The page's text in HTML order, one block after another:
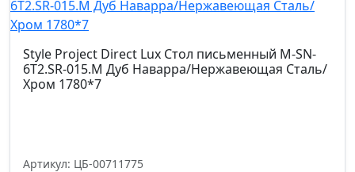
Style Project Direct Lux Стол письменный M-SN-
6T2.SR-015.M Дуб Наварра/Нержавеющая Сталь/
Хром 1780*7
Артикул: ЦБ-00711775